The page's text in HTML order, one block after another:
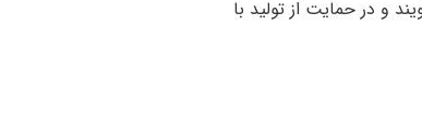
و در حمایت از تولید با